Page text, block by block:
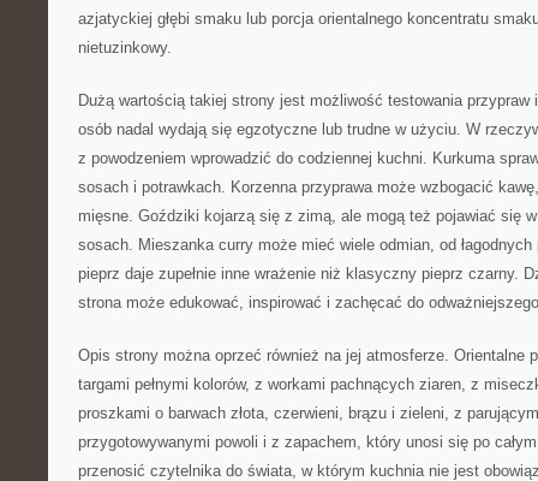
azjatyckiej głębi smaku lub porcja orientalnego koncentratu
nietuzinkowy.
Dużą wartością takiej strony jest możliwość testowania przypraw
osób nadal wydają się egzotyczne lub trudne w użyciu. W
z powodzeniem wprowadzić do codziennej kuchni. Kurkuma
sosach i potrawkach. Korzenna przyprawa może wzbogacić
mięsne. Goździki kojarzą się z zimą, ale mogą też pojawiać się
sosach. Mieszanka curry może mieć wiele odmian, od
pieprz daje zupełnie inne wrażenie niż klasyczny pieprz czarny.
strona może edukować, inspirować i zachęcać do
Opis strony można oprzeć również na jej atmosferze. Orientalne
targami pełnymi kolorów, z workami pachnących ziaren, z
proszkami o barwach złota, czerwieni, brązu i zieleni, z
przygotowywanymi powoli i z zapachem, który unosi się po
przenosić czytelnika do świata, w którym kuchnia nie jest